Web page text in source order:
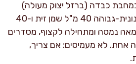
כבדה (ברזל יצוק מעולה)
מחממים על אש בינונית-גבוהה 40 מ"ל שמן זית ו-40
נמסה ומתחילה לקצוף, מסדרים
אחת. לא מעמיסים: אם צריך,